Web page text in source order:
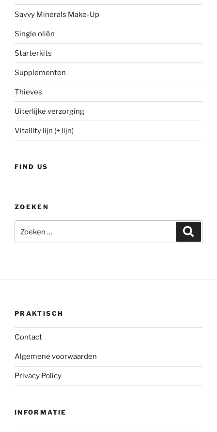
Savvy Minerals Make-Up
Single oliën
Starterkits
Supplementen
Thieves
Uiterlijke verzorging
Vitaility lijn (+ lijn)
FIND US
ZOEKEN
naar:
PRAKTISCH
Contact
Algemene voorwaarden
Privacy Policy
INFORMATIE